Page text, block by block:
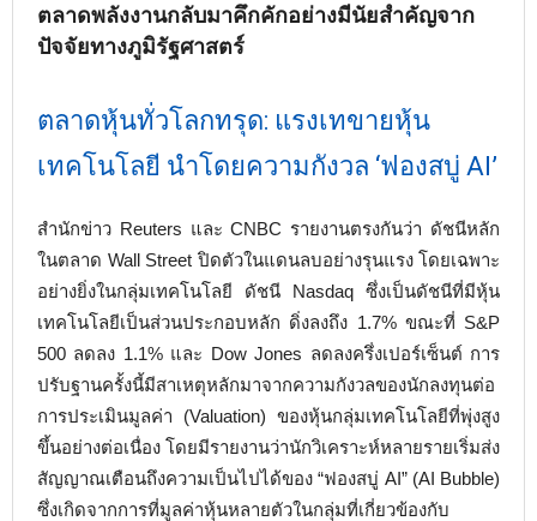
ตลาดพลังงานกลับมาคึกคักอย่างมีนัยสำคัญจาก
ปัจจัยทางภูมิรัฐศาสตร์
ตลาดหุ้นทั่วโลกทรุด: แรงเทขายหุ้น
เทคโนโลยี นำโดยความกังวล ‘ฟองสบู่ AI’
สำนักข่าว Reuters และ CNBC รายงานตรงกันว่า ดัชนีหลัก
ในตลาด Wall Street ปิดตัวในแดนลบอย่างรุนแรง โดยเฉพาะ
อย่างยิ่งในกลุ่มเทคโนโลยี ดัชนี Nasdaq ซึ่งเป็นดัชนีที่มีหุ้น
เทคโนโลยีเป็นส่วนประกอบหลัก ดิ่งลงถึง 1.7% ขณะที่ S&P
500 ลดลง 1.1% และ Dow Jones ลดลงครึ่งเปอร์เซ็นต์ การ
ปรับฐานครั้งนี้มีสาเหตุหลักมาจากความกังวลของนักลงทุนต่อ
การประเมินมูลค่า (Valuation) ของหุ้นกลุ่มเทคโนโลยีที่พุ่งสูง
ขึ้นอย่างต่อเนื่อง โดยมีรายงานว่านักวิเคราะห์หลายรายเริ่มส่ง
สัญญาณเตือนถึงความเป็นไปได้ของ “ฟองสบู่ AI” (AI Bubble)
ซึ่งเกิดจากการที่มูลค่าหุ้นหลายตัวในกลุ่มที่เกี่ยวข้องกับ